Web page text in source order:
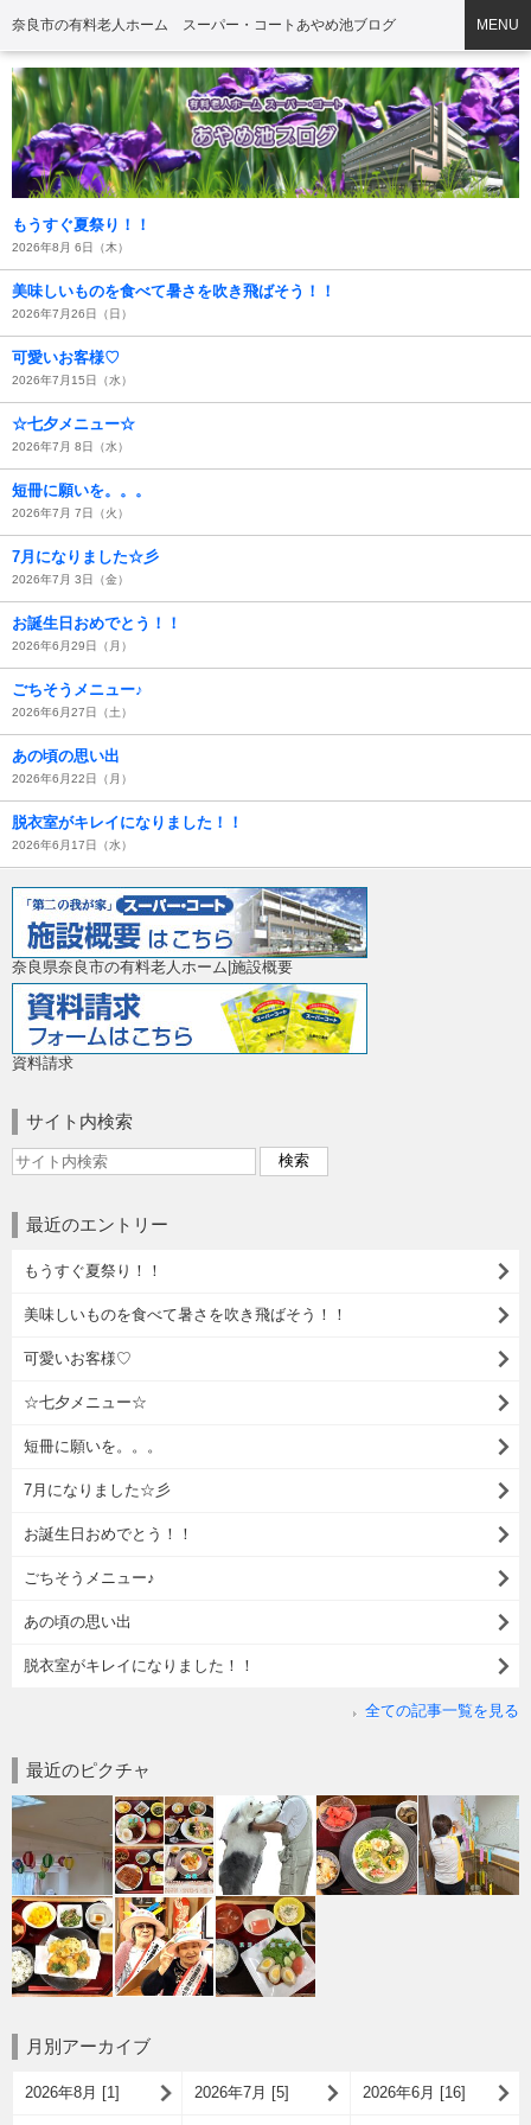
奈良市の有料老人ホーム スーパー・コートあやめ池ブログ MENU
もうすぐ夏祭り！！
2026年8月 6日（木）
美味しいものを食べて暑さを吹き飛ばそう！！
2026年7月26日（日）
可愛いお客様♡
2026年7月15日（水）
☆七夕メニュー☆
2026年7月 8日（水）
短冊に願いを。。。
2026年7月 7日（火）
7月になりました☆彡
2026年7月 3日（金）
お誕生日おめでとう！！
2026年6月29日（月）
ごちそうメニュー♪
2026年6月27日（土）
あの頃の思い出
2026年6月22日（月）
脱衣室がキレイになりました！！
2026年6月17日（水）
奈良県奈良市の有料老人ホーム|施設概要
資料請求
サイト内検索
最近のエントリー
もうすぐ夏祭り！！
美味しいものを食べて暑さを吹き飛ばそう！！
可愛いお客様♡
☆七夕メニュー☆
短冊に願いを。。。
7月になりました☆彡
お誕生日おめでとう！！
ごちそうメニュー♪
あの頃の思い出
脱衣室がキレイになりました！！
全ての記事一覧を見る
最近のピクチャ
月別アーカイブ
2026年8月 [1] 2026年7月 [5] 2026年6月 [16]